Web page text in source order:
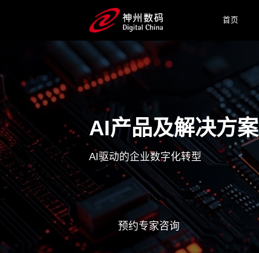
首页
AI产品及解决方案
AI驱动的企业数字化转型
预约专家咨询